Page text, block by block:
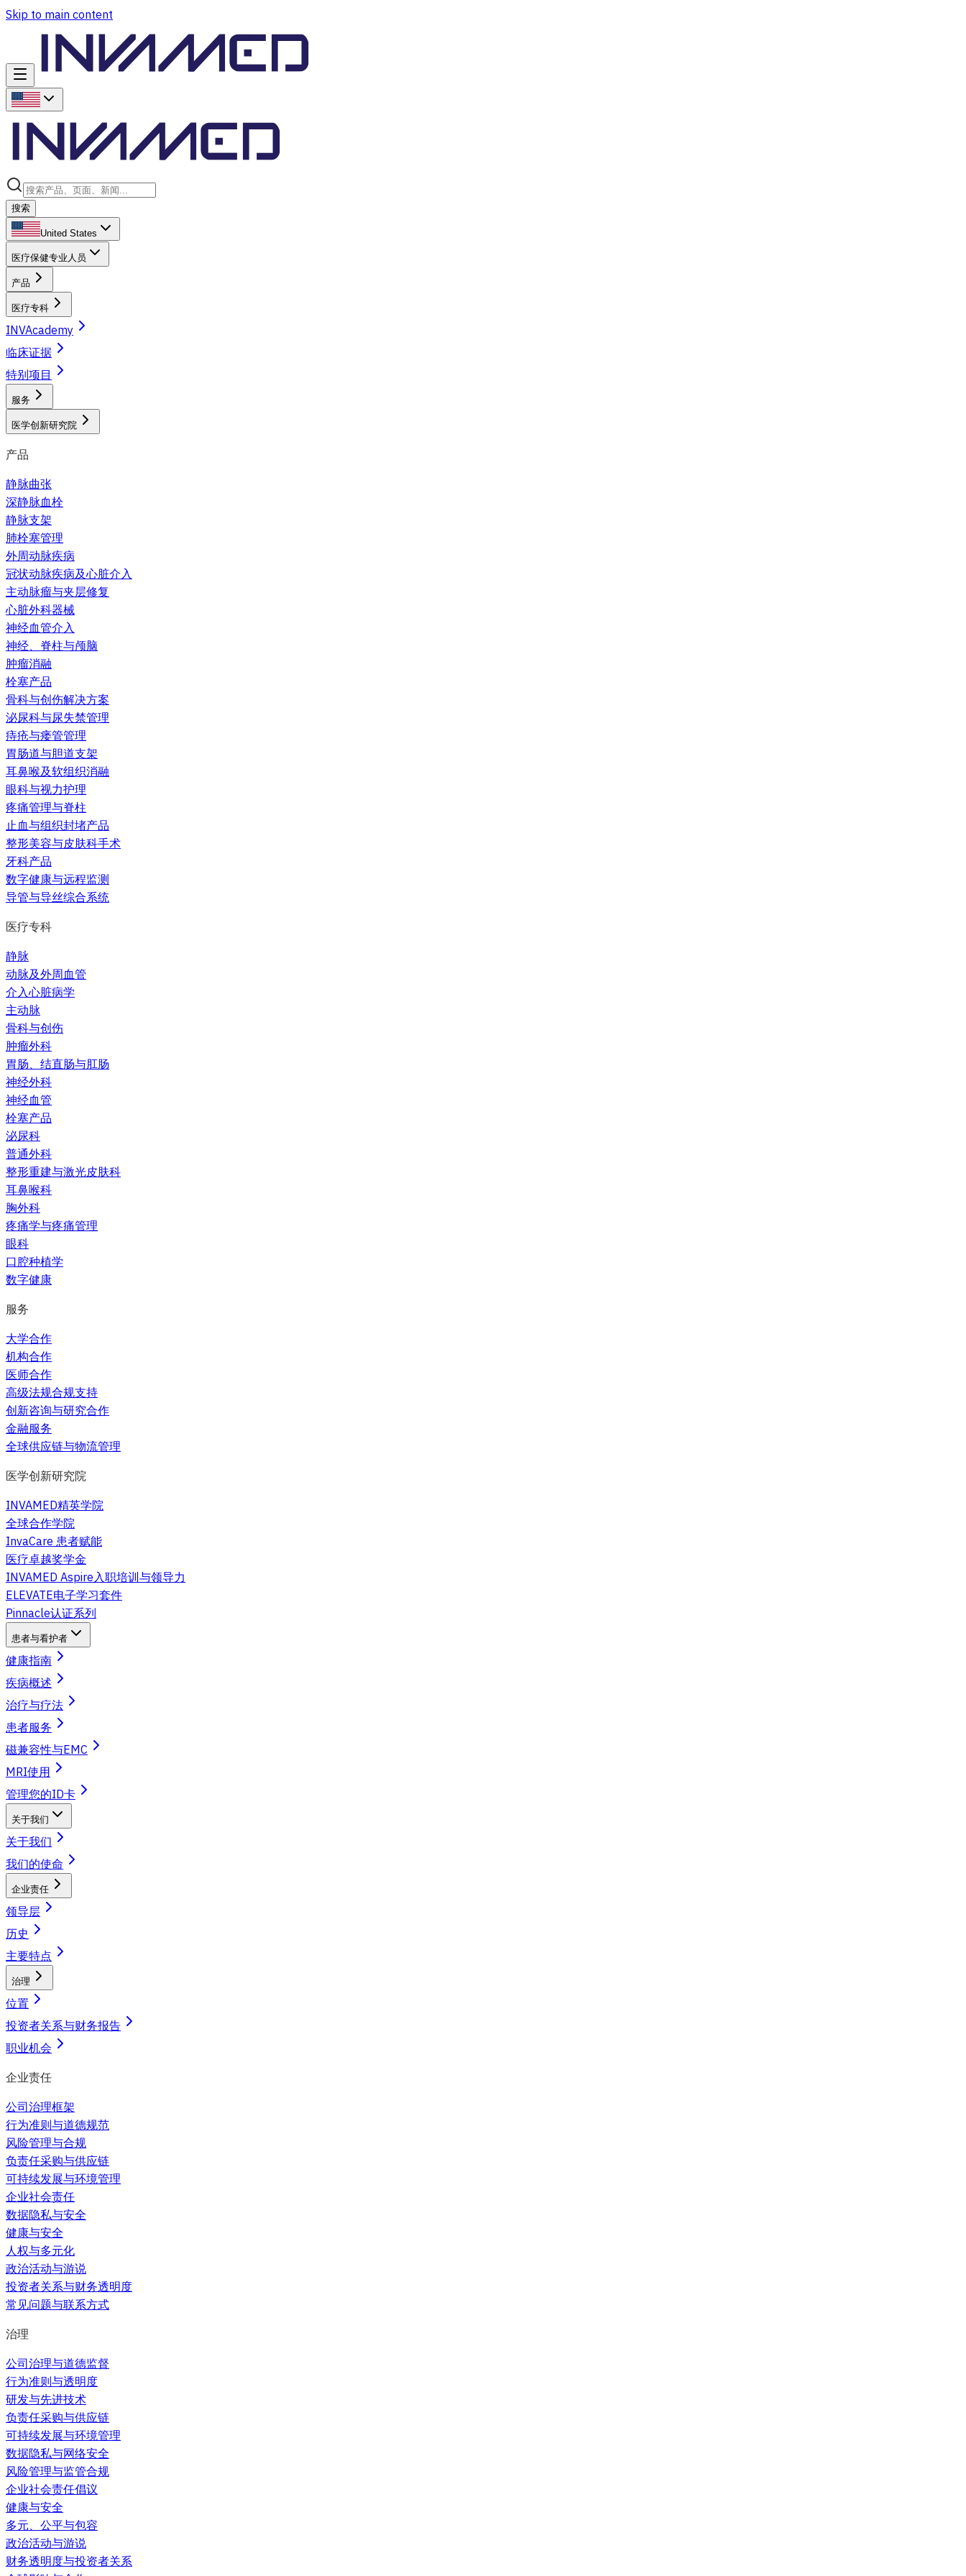
Skip to main content
搜索
United States
医疗保健专业人员
产品
医疗专科
INVAcademy
临床证据
特别项目
服务
医学创新研究院
产品
静脉曲张
深静脉血栓
静脉支架
肺栓塞管理
外周动脉疾病
冠状动脉疾病及心脏介入
主动脉瘤与夹层修复
心脏外科器械
神经血管介入
神经、脊柱与颅脑
肿瘤消融
栓塞产品
骨科与创伤解决方案
泌尿科与尿失禁管理
痔疮与瘘管管理
胃肠道与胆道支架
耳鼻喉及软组织消融
眼科与视力护理
疼痛管理与脊柱
止血与组织封堵产品
整形美容与皮肤科手术
牙科产品
数字健康与远程监测
导管与导丝综合系统
医疗专科
静脉
动脉及外周血管
介入心脏病学
主动脉
骨科与创伤
肿瘤外科
胃肠、结直肠与肛肠
神经外科
神经血管
栓塞产品
泌尿科
普通外科
整形重建与激光皮肤科
耳鼻喉科
胸外科
疼痛学与疼痛管理
眼科
口腔种植学
数字健康
服务
大学合作
机构合作
医师合作
高级法规合规支持
创新咨询与研究合作
金融服务
全球供应链与物流管理
医学创新研究院
INVAMED精英学院
全球合作学院
InvaCare 患者赋能
医疗卓越奖学金
INVAMED Aspire入职培训与领导力
ELEVATE电子学习套件
Pinnacle认证系列
患者与看护者
健康指南
疾病概述
治疗与疗法
患者服务
磁兼容性与EMC
MRI使用
管理您的ID卡
关于我们
关于我们
我们的使命
企业责任
领导层
历史
主要特点
治理
位置
投资者关系与财务报告
职业机会
企业责任
公司治理框架
行为准则与道德规范
风险管理与合规
负责任采购与供应链
可持续发展与环境管理
企业社会责任
数据隐私与安全
健康与安全
人权与多元化
政治活动与游说
投资者关系与财务透明度
常见问题与联系方式
治理
公司治理与道德监督
行为准则与透明度
研发与先进技术
负责任采购与供应链
可持续发展与环境管理
数据隐私与网络安全
风险管理与监管合规
企业社会责任倡议
健康与安全
多元、公平与包容
政治活动与游说
财务透明度与投资者关系